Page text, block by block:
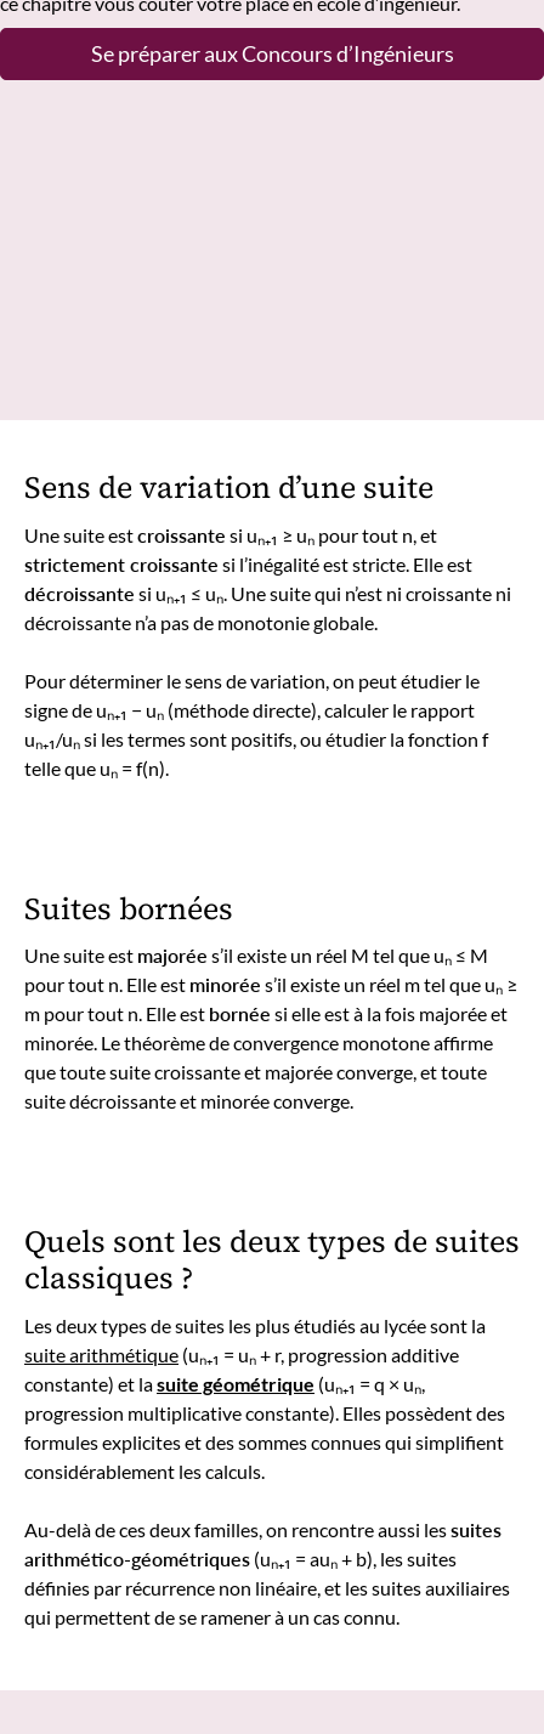
Se préparer aux Concours d’Ingénieurs
Sens de variation d’une suite
Une suite estcroissante si uₙ₊₁ ≥ uₙ pour tout n, et
strictement croissante si l’inégalité est stricte. Elle est
décroissante si uₙ₊₁ ≤ uₙ. Une suite qui n’est ni croissante ni
décroissante n’a pas de monotonie globale.
Pour déterminer le sens de variation, on peut étudier le
signe de uₙ₊₁ − uₙ (méthode directe), calculer le rapport
uₙ₊₁/uₙ si les termes sont positifs, ou étudier la fonction f
telle que uₙ = f(n).
Suites bornées
Une suite est majorée s’il existe un réel M tel que uₙ ≤ M
pour tout n. Elle est minorée s’il existe un réel m tel que uₙ ≥
m pour tout n. Elle est bornée si elle est à la fois majorée et
minorée. Le théorème de convergence monotone affirme
que toute suite croissante et majorée converge, et toute
suite décroissante et minorée converge.
Quels sont les deux types de suites
classiques ?
Les deux types de suites les plus étudiés au lycée sont la
suite arithmétique (uₙ₊₁ = uₙ + r, progression additive
constante) et lasuite géométrique (uₙ₊₁ = q × uₙ,
progression multiplicative constante). Elles possèdent des
formules explicites et des sommes connues qui simplifient
considérablement les calculs.
Au-delà de ces deux familles, on rencontre aussi lessuites
arithmético-géométriques (uₙ₊₁ = auₙ + b), les suites
définies par récurrence non linéaire, et les suites auxiliaires
qui permettent de se ramener à un cas connu.